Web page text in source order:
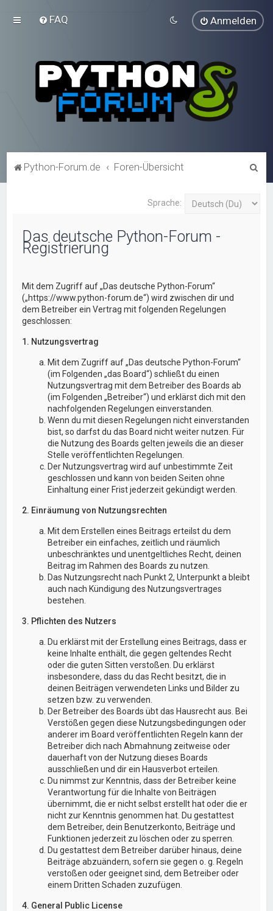
FAQ Anmelden
Python-Forum.de Foren-Übersicht
Sprache:
Das deutsche Python-Forum -
Registrierung
Mit dem Zugriff auf „Das deutsche Python-Forum“
(„https://www.python-forum.de“) wird zwischen dir und
dem Betreiber ein Vertrag mit folgenden Regelungen
geschlossen:
1. Nutzungsvertrag
Mit dem Zugriff auf „Das deutsche Python-Forum“
(im Folgenden „das Board“) schließt du einen
Nutzungsvertrag mit dem Betreiber des Boards ab
(im Folgenden „Betreiber“) und erklärst dich mit den
nachfolgenden Regelungen einverstanden.
Wenn du mit diesen Regelungen nicht einverstanden
bist, so darfst du das Board nicht weiter nutzen. Für
die Nutzung des Boards gelten jeweils die an dieser
Stelle veröffentlichten Regelungen.
Der Nutzungsvertrag wird auf unbestimmte Zeit
geschlossen und kann von beiden Seiten ohne
Einhaltung einer Frist jederzeit gekündigt werden.
2. Einräumung von Nutzungsrechten
Mit dem Erstellen eines Beitrags erteilst du dem
Betreiber ein einfaches, zeitlich und räumlich
unbeschränktes und unentgeltliches Recht, deinen
Beitrag im Rahmen des Boards zu nutzen.
Das Nutzungsrecht nach Punkt 2, Unterpunkt a bleibt
auch nach Kündigung des Nutzungsvertrages
bestehen.
3. Pflichten des Nutzers
Du erklärst mit der Erstellung eines Beitrags, dass er
keine Inhalte enthält, die gegen geltendes Recht
oder die guten Sitten verstoßen. Du erklärst
insbesondere, dass du das Recht besitzt, die in
deinen Beiträgen verwendeten Links und Bilder zu
setzen bzw. zu verwenden.
Der Betreiber des Boards übt das Hausrecht aus. Bei
Verstößen gegen diese Nutzungsbedingungen oder
anderer im Board veröffentlichten Regeln kann der
Betreiber dich nach Abmahnung zeitweise oder
dauerhaft von der Nutzung dieses Boards
ausschließen und dir ein Hausverbot erteilen.
Du nimmst zur Kenntnis, dass der Betreiber keine
Verantwortung für die Inhalte von Beiträgen
übernimmt, die er nicht selbst erstellt hat oder die er
nicht zur Kenntnis genommen hat. Du gestattest
dem Betreiber, dein Benutzerkonto, Beiträge und
Funktionen jederzeit zu löschen oder zu sperren.
Du gestattest dem Betreiber darüber hinaus, deine
Beiträge abzuändern, sofern sie gegen o. g. Regeln
verstoßen oder geeignet sind, dem Betreiber oder
einem Dritten Schaden zuzufügen.
4. General Public License